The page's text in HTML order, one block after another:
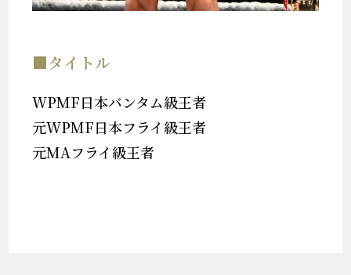
■タイトル
WPMF日本バンタム級王者
元WPMF日本フライ級王者
元MAフライ級王者